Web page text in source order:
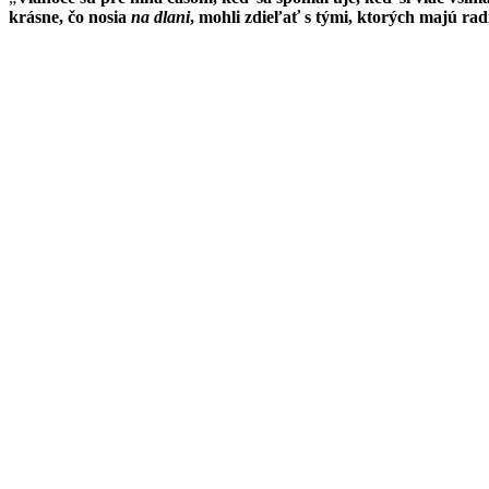
krásne, čo nosia na dlani, mohli zdieľať s tými, ktorých majú